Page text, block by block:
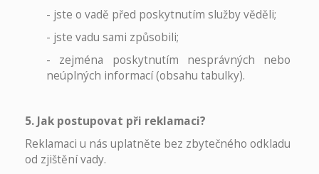
- jste o vadě před poskytnutím služby věděli;
- jste vadu sami způsobili;
- zejména poskytnutím nesprávných nebo
neúplných informací (obsahu tabulky).
5. Jak postupovat při reklamaci?
Reklamaci u nás uplatněte bez zbytečného odkladu
od zjištění vady.